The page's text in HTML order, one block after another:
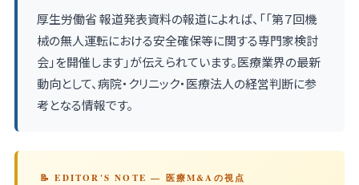
厚生労働省 報道発表資料の報道によれば、「「第７回機
械の無人運転における安全確保等に関する専門家検討
会」を開催します」が伝えられています。医療業界の最新
動向として、病院・クリニック・医療法人の経営判断に参
考となる情報です。
📝 EDITOR'S NOTE — 医療M&Aの視点